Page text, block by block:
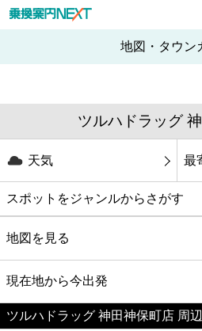
地図・タウン
ツルハドラッグ
天気 最
スポットをジャンルからさがす
グルメ
映画
美容
地図を見る
現在地から今出発
ツルハドラッグ 神田神保町店 周